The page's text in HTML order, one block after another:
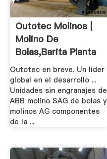
Outotec Molinos |
Molino De
Bolas,Barita Planta
De ...
Outotec en breve. Un líder
global en el desarrollo ...
Unidades sin engranajes de
ABB molino SAG de bolas y
molinos AG componentes
de la ...